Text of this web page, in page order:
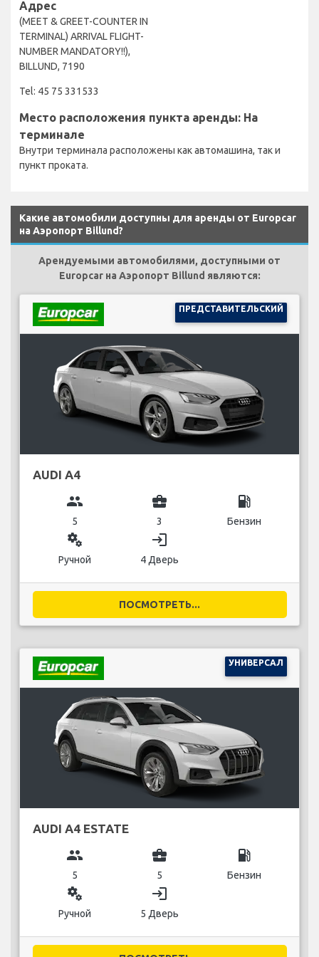
Адрес
(MEET & GREET-COUNTER IN
TERMINAL) ARRIVAL FLIGHT-
NUMBER MANDATORY!!),
BILLUND, 7190
Tel: 45 75 331533
Место расположения пункта аренды: На
терминале
Внутри терминала расположены как автомашина, так и
пункт проката.
Какие автомобили доступны для аренды от Europcar
на Аэропорт Billund?
Арендуемыми автомобилями, доступными от
Europcar на Аэропорт Billund являются:
ПРЕДСТАВИТЕЛЬСКИЙ
AUDI A4
group
5
business_center
3
local_gas_station
Бензин
miscellaneous_services
Ручной
login
4 Дверь
ПОСМОТРЕТЬ...
УНИВЕРСАЛ
AUDI A4 ESTATE
group
5
business_center
5
local_gas_station
Бензин
miscellaneous_services
Ручной
login
5 Дверь